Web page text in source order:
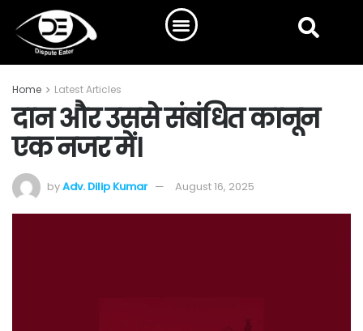
Home Latest Articles
दान और उससे संबंधित कानून
एक नजर में।
byAdv. Dilip Kumar August 16, 2025